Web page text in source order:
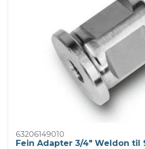
63206149010
Fein Adapter 3/4" Weldon til